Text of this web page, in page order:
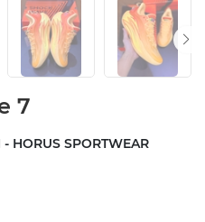
7
- HORUS SPORTWEAR